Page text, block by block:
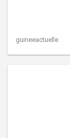
guineeactuelle